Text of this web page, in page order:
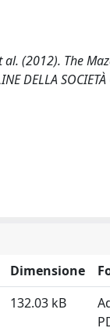
(2012). The
DELLA SOCIETÀ
Dimensione
132.03 kB